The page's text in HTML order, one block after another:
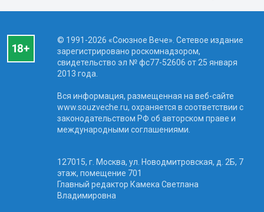
© 1991-2026 «Союзное Вече». Сетевое издание
зарегистрировано роскомнадзором,
свидетельство эл № фc77-52606 от 25 января
2013 года.
Вся информация, размещенная на веб-сайте
www.souzveche.ru, охраняется в соответствии с
законодательством РФ об авторском праве и
международными соглашениями.
127015, г. Москва, ул. Новодмитровская, д. 2Б, 7
этаж, помещение 701
Главный редактор Камека Светлана
Владимировна